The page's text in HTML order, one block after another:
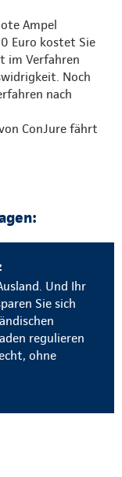
Ampel
Euro kostet Sie
im Verfahren
Noch
nach
ConJure fährt
Und Ihr
Sie sich
regulieren
ohne